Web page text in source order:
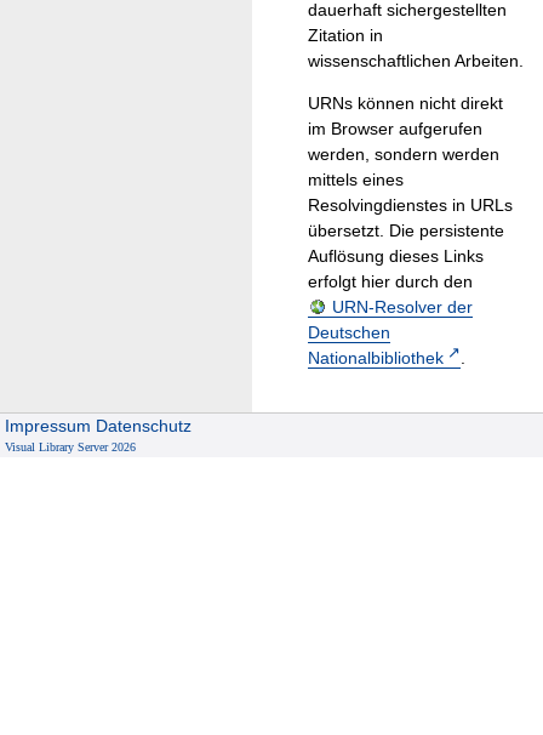
dauerhaft sichergestellten
Zitation in
wissenschaftlichen Arbeiten.
URNs können nicht direkt
im Browser aufgerufen
werden, sondern werden
mittels eines
Resolvingdienstes in URLs
übersetzt. Die persistente
Auflösung dieses Links
erfolgt hier durch den
URN-Resolver der
Deutschen
Nationalbibliothek
.
Impressum Datenschutz
Visual Library Server 2026